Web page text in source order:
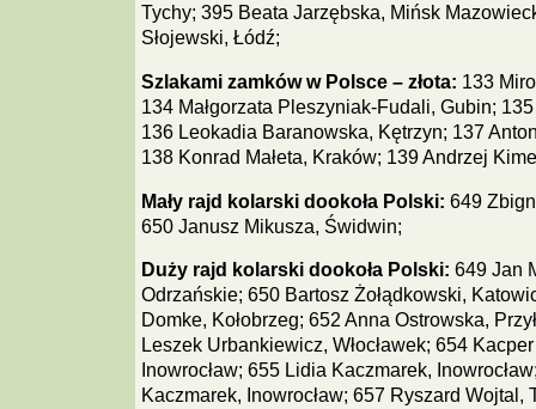
Tychy; 395 Beata Jarzębska, Mińsk
Słojewski, Łódź;
Szlakami zamków w Polsce – złota: 133
134 Małgorzata Pleszyniak-Fudali, Gubin;
136 Leokadia Baranowska, Kętrzyn; 137
138 Konrad Małeta, Kraków; 139 Andrzej
Mały rajd kolarski dookoła Polski: 649
650 Janusz Mikusza, Świdwin;
Duży rajd kolarski dookoła Polski: 649 Jan
Odrzańskie; 650 Bartosz Żołądkowski,
Domke, Kołobrzeg; 652 Anna Ostrowska,
Leszek Urbankiewicz, Włocławek; 654
Inowrocław; 655 Lidia Kaczmarek,
Kaczmarek, Inowrocław; 657 Ryszard Wojtal,